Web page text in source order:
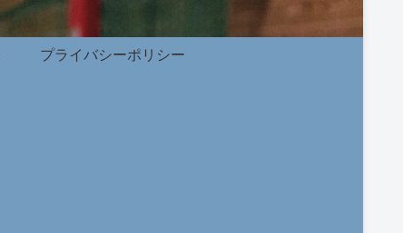
プライバシーポリシー